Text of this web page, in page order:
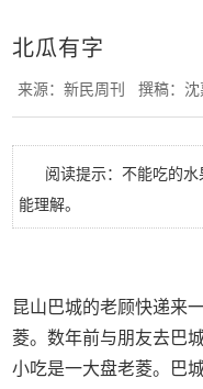
北瓜有字
来源：新民周刊撰稿：
阅读提示：不能吃的
能理解。
昆山巴城的老顾快递来
菱。数年前与朋友去巴
小吃是一大盘老菱。巴